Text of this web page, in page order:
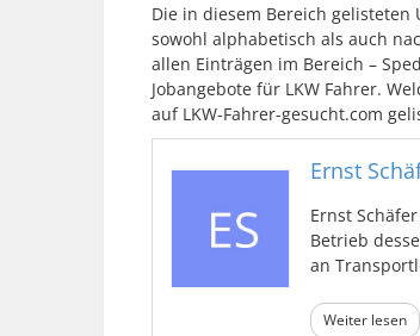
Die in diesem Bereich
sowohl alphabetisch als auch
allen Einträgen im Bereich –
Jobangebote für LKW Fahrer.
auf LKW-Fahrer-gesucht.com
Ernst
Ernst
Betrieb
an
Weiter lesen